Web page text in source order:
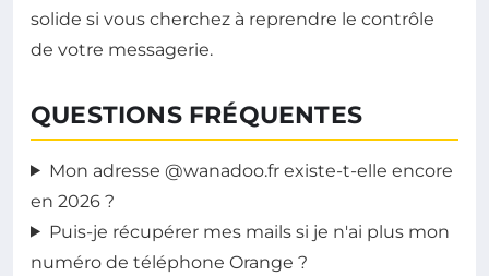
solide si vous cherchez à reprendre le contrôle
de votre messagerie.
QUESTIONS FRÉQUENTES
Mon adresse @wanadoo.fr existe-t-elle encore
en 2026 ?
Puis-je récupérer mes mails si je n'ai plus mon
numéro de téléphone Orange ?